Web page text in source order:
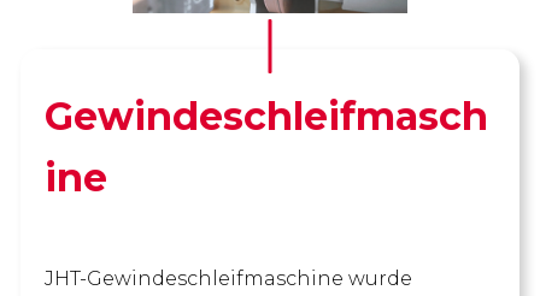
Gewindeschleifmasch
ine
JHT-Gewindeschleifmaschine wurde